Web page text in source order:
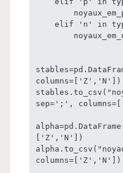
columns=['Z','N'])
sep=';',
['Z','N'])
columns=['Z','N'])